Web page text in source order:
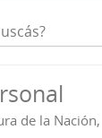
de la Nación,